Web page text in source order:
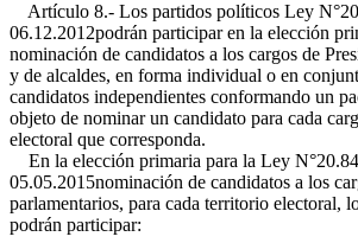
Artículo 8.- Los partidos políticos Ley
06.12.2012podrán participar en la elección
nominación de candidatos a los cargos de
y de alcaldes, en forma individual o en
candidatos independientes conformando un
objeto de nominar un candidato para cada
electoral que corresponda.
En la elección primaria para la Ley
05.05.2015nominación de candidatos a los
parlamentarios, para cada territorio electoral,
podrán participar: